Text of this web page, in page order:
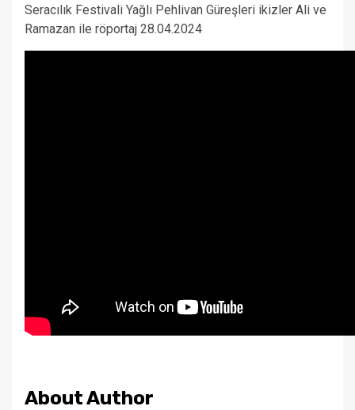
Seracılık Festivali Yağlı Pehlivan Güreşleri ikizler Ali ve
Ramazan ile röportaj 28.04.2024
About Author